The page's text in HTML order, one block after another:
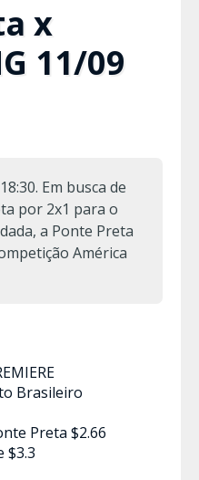
x
11/09
Em busca de
por 2x1 para o
a Ponte Preta
América
Brasileiro
Preta $2.66
$3.3